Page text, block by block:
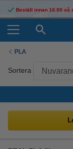
Beställ innan 16:00 så
PLA
Sortera